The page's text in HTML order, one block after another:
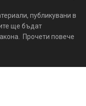
публикувани в
ще бъдат
Прочети повече